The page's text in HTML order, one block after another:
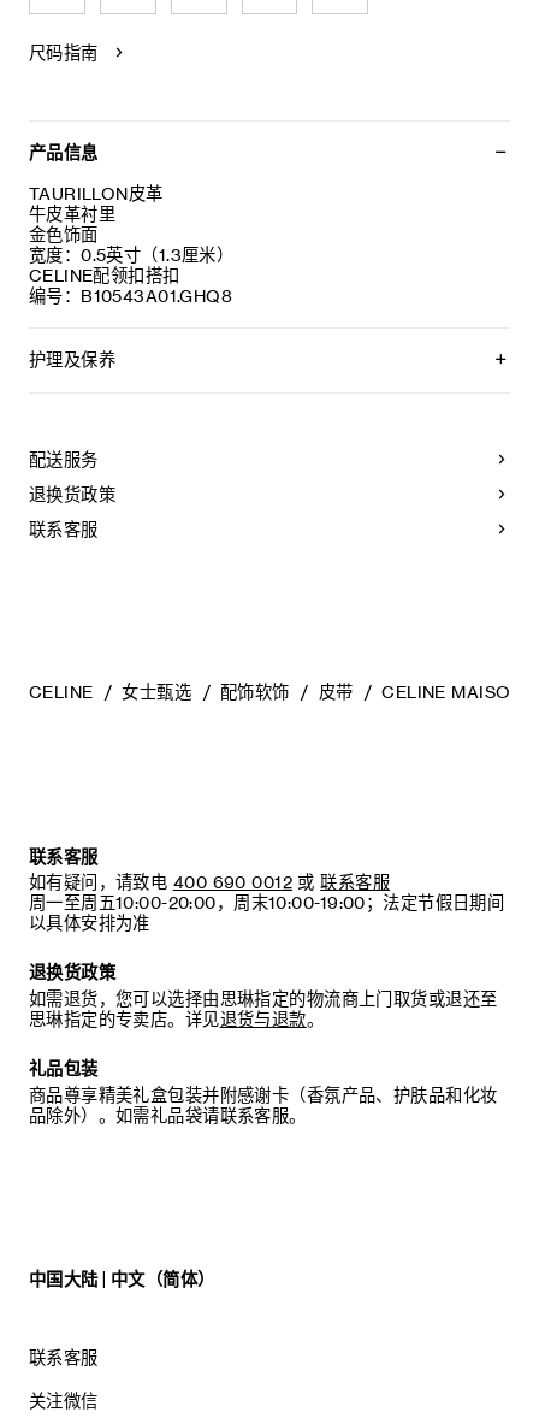
尺码指南
产品信息
TAURILLON皮革
牛皮革衬里
金色饰面
宽度：0.5英寸（1.3厘米）
CELINE配领扣搭扣
编号：B10543A01.GHQ8
护理及保养
为长期保持皮带美观，请您遵循以下建议：
- 避免接触水、油、香水和化妆品。如果您的皮带不慎接触到
水，应立即以柔软的浅色吸水布轻拭干净。
- 请勿将本产品长时间暴露在高温或强光照射之下。
配送服务
退换货政策
联系客服
CELINE 女士甄选 配饰软饰 皮带 CELINE MAISON
联系客服
如有疑问，请致电 400 690 0012 或 联系客服
周一至周五10:00-20:00，周末10:00-19:00；法定节假日期间
以具体安排为准
退换货政策
如需退货，您可以选择由思琳指定的物流商上门取货或退还至
思琳指定的专卖店。详见退货与退款。
礼品包装
商品尊享精美礼盒包装并附感谢卡（香氛产品、护肤品和化妆
品除外）。如需礼品袋请联系客服。
中国大陆 | 中文（简体）
联系客服
关注微信